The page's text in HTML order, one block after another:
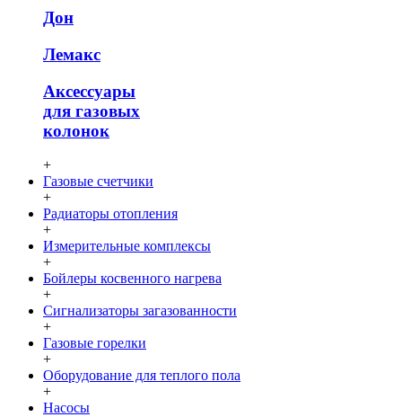
Дон
Лемакс
Аксессуары
для газовых
колонок
+
Газовые счетчики
+
Радиаторы отопления
+
Измерительные комплексы
+
Бойлеры косвенного нагрева
+
Сигнализаторы загазованности
+
Газовые горелки
+
Оборудование для теплого пола
+
Насосы